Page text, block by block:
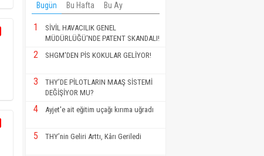
Bugün Bu Hafta Bu Ay
1
SİVİL HAVACILIK GENEL
MÜDÜRLÜĞÜ'NDE PATENT SKANDALI!
2 SHGM'DEN PİS KOKULAR GELİYOR!
3
THY’DE PİLOTLARIN MAAŞ SİSTEMİ
DEĞİŞİYOR MU?
4 Ayjet'e ait eğitim uçağı kırıma uğradı
5 THY’nin Geliri Arttı, Kârı Geriledi